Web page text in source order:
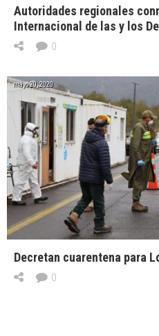
Autoridades regionales
Internacional de las y los
0
mayo 20, 2020
Decretan cuarentena para
0